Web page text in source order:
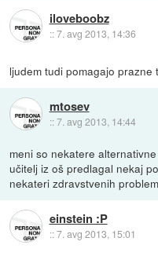
iloveboobz
::7. avg 2013, 14:36
ljudem tudi pomagajo prazne
mtosev
::7. avg 2013, 14:44
meni so nekatere
učitelj iz oš predlagal nekaj
nekateri zdravstvenih
einstein :P
::7. avg 2013, 15:01